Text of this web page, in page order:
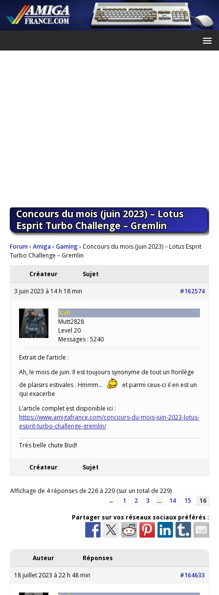
Concours du mois (juin 2023) – Lotus
Esprit Turbo Challenge – Gremlin
Forum› Amiga› Gaming› Concours du mois (juin 2023) – Lotus Esprit
Turbo Challenge – Gremlin
Créateur Sujet
3 juin 2023 à 14 h 18 min #162574
Staff
Mutt2828
Level 20
Messages : 5240
Extrait de l’article :
Ah, le mois de juin. Il est toujours synonyme de tout un florilège
de plaisirs estivales . Hmmm…
et parmi ceux-ci il en est un
qui exacerbe
L’article complet est disponible ici :
https://www.amigafrance.com/concours-du-mois-juin-2023-lotus-
esprit-turbo-challenge-gremlin/
Très belle chute Bud!
Créateur Sujet
Affichage de 4 réponses de 226 à 229 (sur un total de 229)
←
1 2 3 … 14 15
16
Partager sur vos réseaux sociaux préférés :
Auteur Réponses
18 juillet 2023 à 22 h 48 min #164633